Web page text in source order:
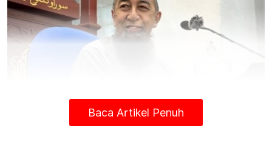
Baca Artikel Penuh